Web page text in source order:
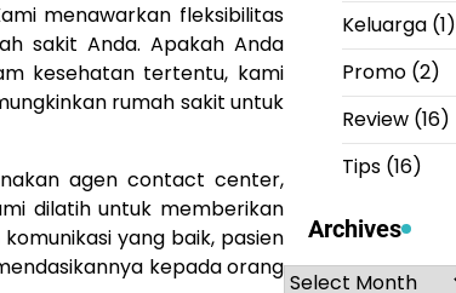
menawarkan fleksibilitas
sakit Anda. Apakah Anda
kesehatan tertentu, kami
rumah sakit untuk
agen contact center,
dilatih untuk memberikan
yang baik, pasien
kepada orang
Keluarga(1)
Promo(2)
Review(16)
Tips(16)
Archives
Archives